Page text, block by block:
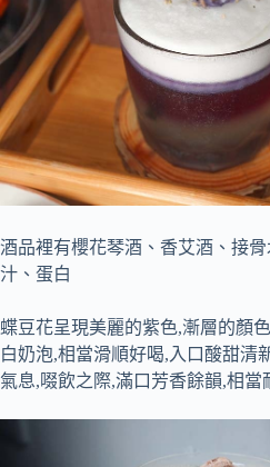
酒品裡有櫻花琴酒、香艾酒、接
汁、蛋白
蝶豆花呈現美麗的紫色,漸層的顏
白奶泡,相當滑順好喝,入口酸甜清
氣息,啜飲之際,滿口芳香餘韻,相當